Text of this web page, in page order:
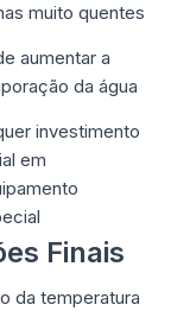
muito quentes
aumentar a
da água
investimento
em
Finais
da temperatura